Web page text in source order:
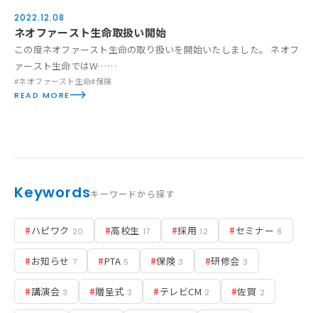
お知らせ
活動実績
Blog
お問い合わせ
News
2022.12.08
ネオファースト生命取扱い開始
この度ネオファースト生命の取り扱いを開始いたしました。 ネオフ
ァースト生命ではW……
#ネオファースト生命#保険
READ MORE
Keywordsキーワードから探す
#ハピワク 20 #高校生 17 #採用 12 #セミナー 8
#お知らせ 7 #PTA 5 #保険 3 #研修会 3
#講演会 3 #贈呈式 3 #テレビCM 2 #佐賀 2